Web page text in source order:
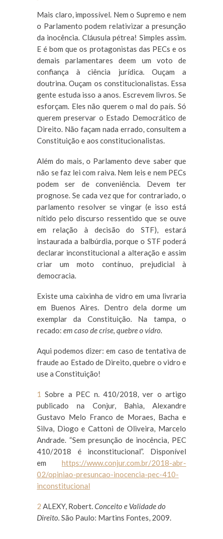
Mais claro, impossível. Nem o Supremo e nem
o Parlamento podem relativizar a presunção
da inocência. Cláusula pétrea! Simples assim.
E é bom que os protagonistas das PECs e os
demais parlamentares deem um voto de
confiança à ciência jurídica. Ouçam a
doutrina. Ouçam os constitucionalistas. Essa
gente estuda isso a anos. Escrevem livros. Se
esforçam. Eles não querem o mal do país. Só
querem preservar o Estado Democrático de
Direito. Não façam nada errado, consultem a
Constituição e aos constitucionalistas.
Além do mais, o Parlamento deve saber que
não se faz lei com raiva. Nem leis e nem PECs
podem ser de conveniência. Devem ter
prognose. Se cada vez que for contrariado, o
parlamento resolver se vingar (e isso está
nítido pelo discurso ressentido que se ouve
em relação à decisão do STF), estará
instaurada a balbúrdia, porque o STF poderá
declarar inconstitucional a alteração e assim
criar um moto contínuo, prejudicial à
democracia.
Existe uma caixinha de vidro em uma livraria
em Buenos Aires. Dentro dela dorme um
exemplar da Constituição. Na tampa, o
recado: em caso de crise, quebre o vidro.
Aqui podemos dizer: em caso de tentativa de
fraude ao Estado de Direito, quebre o vidro e
use a Constituição!
1 Sobre a PEC n. 410/2018, ver o artigo
publicado na Conjur, Bahia, Alexandre
Gustavo Melo Franco de Moraes, Bacha e
Silva, Diogo e Cattoni de Oliveira, Marcelo
Andrade. “Sem presunção de inocência, PEC
410/2018 é inconstitucional”. Disponível
em https://www.conjur.com.br/2018-abr-
02/opiniao-presuncao-inocencia-pec-410-
inconstitucional
2 ALEXY, Robert.Conceito e Validade do
Direito. São Paulo: Martins Fontes, 2009.